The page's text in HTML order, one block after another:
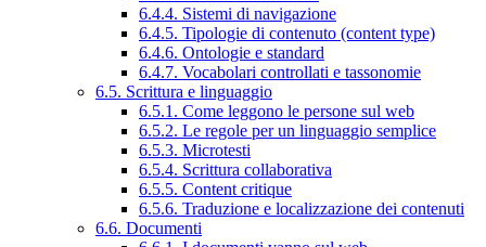
6.4.4. Sistemi di navigazione
6.4.5. Tipologie di contenuto (content type)
6.4.6. Ontologie e standard
6.4.7. Vocabolari controllati e tassonomie
6.5. Scrittura e linguaggio
6.5.1. Come leggono le persone sul web
6.5.2. Le regole per un linguaggio semplice
6.5.3. Microtesti
6.5.4. Scrittura collaborativa
6.5.5. Content critique
6.5.6. Traduzione e localizzazione dei contenuti
6.6. Documenti